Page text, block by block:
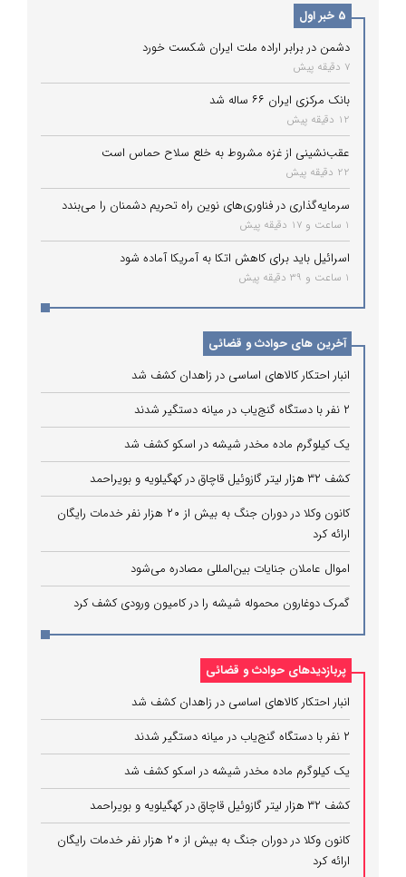
5 خبر اول
دشمن در برابر اراده ملت ایران شکست خورد
7 دقیقه پیش
بانک مرکزی ایران ۶۶ ساله شد
12 دقیقه پیش
عقب‌نشینی از غزه مشروط به خلع سلاح حماس است
22 دقیقه پیش
سرمایه‌گذاری در فناوری‌های نوین راه تحریم دشمنان را می‌بندد
1 ساعت و 17 دقیقه پیش
اسرائیل باید برای کاهش اتکا به آمریکا آماده شود
1 ساعت و 39 دقیقه پیش
آخرین های حوادث و قضائی
انبار احتکار کالاهای اساسی در زاهدان کشف شد
۲ نفر با دستگاه گنج‌یاب در میانه دستگیر شدند
یک کیلوگرم ماده مخدر شیشه در اسکو کشف شد
کشف ۳۲ هزار لیتر گازوئیل قاچاق در کهگیلویه و بویراحمد
کانون وکلا در دوران جنگ به بیش از ۲۰ هزار نفر خدمات رایگان
ارائه کرد
اموال عاملان جنایات بین‌المللی مصادره می‌شود
گمرک دوغارون محموله شیشه را در کامیون ورودی کشف کرد
پربازدیدهای حوادث و قضائی
انبار احتکار کالاهای اساسی در زاهدان کشف شد
۲ نفر با دستگاه گنج‌یاب در میانه دستگیر شدند
یک کیلوگرم ماده مخدر شیشه در اسکو کشف شد
کشف ۳۲ هزار لیتر گازوئیل قاچاق در کهگیلویه و بویراحمد
کانون وکلا در دوران جنگ به بیش از ۲۰ هزار نفر خدمات رایگان
ارائه کرد